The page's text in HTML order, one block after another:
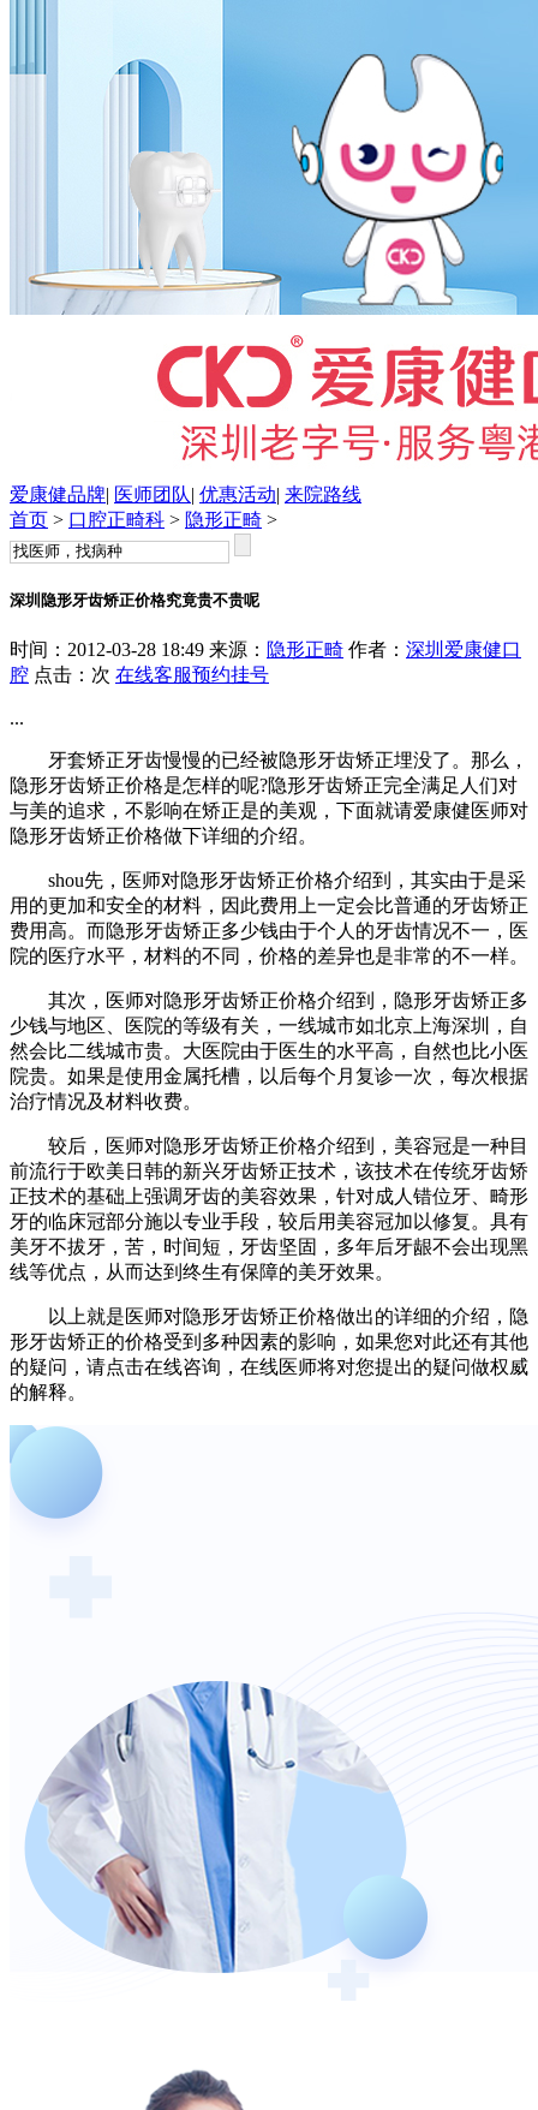
爱康健品牌| 医师团队| 优惠活动| 来院路线
首页 > 口腔正畸科 > 隐形正畸 >
深圳隐形牙齿矫正价格究竟贵不贵呢
时间：2012-03-28 18:49 来源： 隐形正畸 作者： 深圳爱康健口
腔 点击： 次 在线客服预约挂号
...
牙套矫正牙齿慢慢的已经被隐形牙齿矫正埋没了。那么，
隐形牙齿矫正价格是怎样的呢?隐形牙齿矫正完全满足人们对
与美的追求，不影响在矫正是的美观，下面就请爱康健医师对
隐形牙齿矫正价格做下详细的介绍。
shou先，医师对隐形牙齿矫正价格介绍到，其实由于是采
用的更加和安全的材料，因此费用上一定会比普通的牙齿矫正
费用高。而隐形牙齿矫正多少钱由于个人的牙齿情况不一，医
院的医疗水平，材料的不同，价格的差异也是非常的不一样。
其次，医师对隐形牙齿矫正价格介绍到，隐形牙齿矫正多
少钱与地区、医院的等级有关，一线城市如北京上海深圳，自
然会比二线城市贵。大医院由于医生的水平高，自然也比小医
院贵。如果是使用金属托槽，以后每个月复诊一次，每次根据
治疗情况及材料收费。
较后，医师对隐形牙齿矫正价格介绍到，美容冠是一种目
前流行于欧美日韩的新兴牙齿矫正技术，该技术在传统牙齿矫
正技术的基础上强调牙齿的美容效果，针对成人错位牙、畸形
牙的临床冠部分施以专业手段，较后用美容冠加以修复。具有
美牙不拔牙，苦，时间短，牙齿坚固，多年后牙龈不会出现黑
线等优点，从而达到终生有保障的美牙效果。
以上就是医师对隐形牙齿矫正价格做出的详细的介绍，隐
形牙齿矫正的价格受到多种因素的影响，如果您对此还有其他
的疑问，请点击在线咨询，在线医师将对您提出的疑问做权威
的解释。